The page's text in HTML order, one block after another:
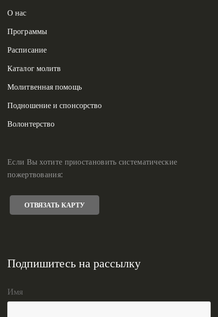
О нас
Программы
Расписание
Каталог молитв
Молитвенная помощь
Подношение и спонсорство
Волонтерство
Если Вы хотите приостановить систематические
пожертвования:
ОТВЯЗАТЬ КАРТУ
Подпишитесь на рассылку
Имя